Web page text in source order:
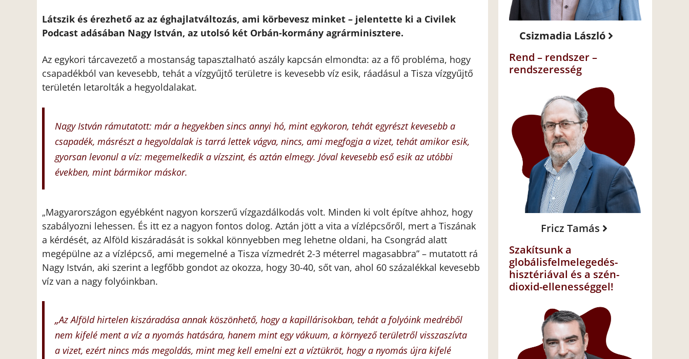
Látszik és érezhető az az éghajlatváltozás, ami körbevesz minket – jelentette ki a Civilek
Podcast adásában Nagy István, az utolsó két Orbán-kormány agrárminisztere.
Az egykori tárcavezető a mostanság tapasztalható aszály kapcsán elmondta: az a fő probléma, hogy
csapadékból van kevesebb, tehát a vízgyűjtő területre is kevesebb víz esik, ráadásul a Tisza vízgyűjtő
területén letarolták a hegyoldalakat.
Nagy István rámutatott: már a hegyekben sincs annyi hó, mint egykoron, tehát egyrészt kevesebb a
csapadék, másrészt a hegyoldalak is tarrá lettek vágva, nincs, ami megfogja a vizet, tehát amikor esik,
gyorsan levonul a víz: megemelkedik a vízszint, és aztán elmegy. Jóval kevesebb eső esik az utóbbi
években, mint bármikor máskor.
„Magyarországon egyébként nagyon korszerű vízgazdálkodás volt. Minden ki volt építve ahhoz, hogy
szabályozni lehessen. És itt ez a nagyon fontos dolog. Aztán jött a vita a vízlépcsőről, mert a Tiszának
a kérdését, az Alföld kiszáradását is sokkal könnyebben meg lehetne oldani, ha Csongrád alatt
megépülne az a vízlépcső, ami megemelné a Tisza vízmedrét 2-3 méterrel magasabbra” – mutatott rá
Nagy István, aki szerint a legfőbb gondot az okozza, hogy 30-40, sőt van, ahol 60 százalékkal kevesebb
víz van a nagy folyóinkban.
„Az Alföld hirtelen kiszáradása annak köszönhető, hogy a kapillárisokban, tehát a folyóink medréből
nem kifelé ment a víz a nyomás hatására, hanem mint egy vákuum, a környező területről visszaszívta
a vizet, ezért nincs más megoldás, mint meg kell emelni ezt a víztükröt, hogy a nyomás újra kifelé
Csizmadia László
Rend – rendszer –
rendszeresség
Fricz Tamás
Szakítsunk a
globálisfelmelegedés-
hisztériával és a szén-
dioxid-ellenességgel!